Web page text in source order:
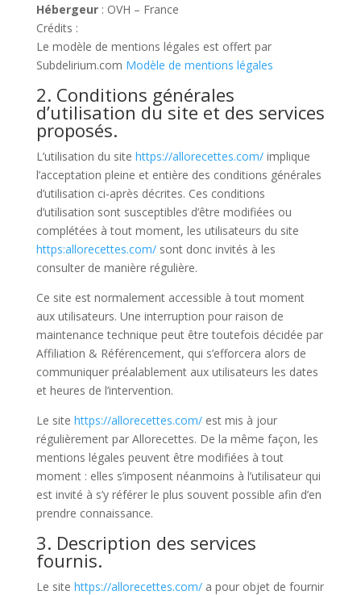
Hébergeur: OVH – France
Crédits :
Le modèle de mentions légales est offert par
Subdelirium.com Modèle de mentions légales
2. Conditions générales
d’utilisation du site et des services
proposés.
L’utilisation du site https://allorecettes.com/implique
l’acceptation pleine et entière des conditions générales
d’utilisation ci-après décrites. Ces conditions
d’utilisation sont susceptibles d’être modifiées ou
complétées à tout moment, les utilisateurs du site
https:allorecettes.com/sont donc invités à les
consulter de manière régulière.
Ce site est normalement accessible à tout moment
aux utilisateurs. Une interruption pour raison de
maintenance technique peut être toutefois décidée par
Affiliation & Référencement, qui s’efforcera alors de
communiquer préalablement aux utilisateurs les dates
et heures de l’intervention.
Le site https://allorecettes.com/est mis à jour
régulièrement par Allorecettes. De la même façon, les
mentions légales peuvent être modifiées à tout
moment : elles s’imposent néanmoins à l’utilisateur qui
est invité à s’y référer le plus souvent possible afin d’en
prendre connaissance.
3. Description des services
fournis.
Le site https://allorecettes.com/a pour objet de fournir